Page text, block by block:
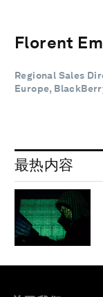
Florent
Regional Sales
Europe,
最热内容